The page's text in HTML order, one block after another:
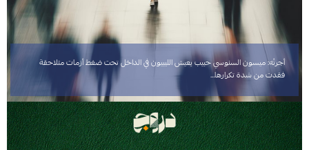
أجرتْه: ميسون السنوسي حبيب يعيش الليبيون في الداخل تحت ضغط أزمات متلاحقة
فقدت من شدة تكرارها…